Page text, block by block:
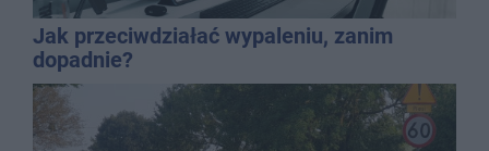
Jak przeciwdziałać wypaleniu, zanim
dopadnie?